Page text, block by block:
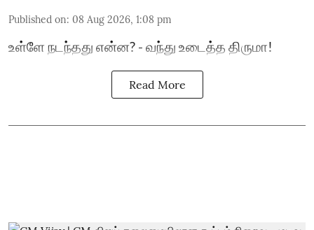
Published on: 08 Aug 2026, 1:08 pm
உள்ளே நடந்தது என்ன? - வந்து உடைத்த திருமா!
Read More